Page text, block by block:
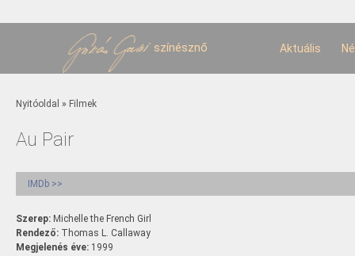
színésznő Aktuális
Jelenlegi hely
Nyitóoldal » Filmek
Au Pair
IMDb >>
Szerep: Michelle the French Girl
Rendező: Thomas L. Callaway
Megjelenés éve: 1999